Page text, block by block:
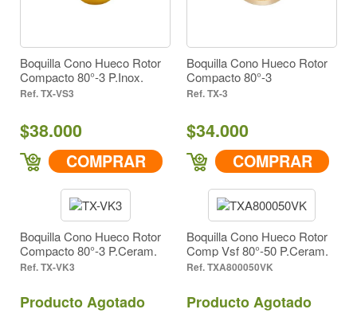
Herbicidas / Post Emergentes Sistémico (4)
Todos (4)
Inserto Acero Inoxidable (1)
Inserto en Cerámica (2)
Latón (1)
Cono Hueco
Amarillo (2)
Lila (1)
Herbicidas / Pre Emergentes (4)
Herbicidas / Incorporados al Suelo (4)
Todos (4)
Material
Inserto en Cerámica (2)
Latón (1)
Forma de Aspersión
Cono Hueco
Color
Boquilla Cono Hueco Rotor
Compacto 80°-3 P.Inox.
TX-VS3
$38.000
COMPRAR
Boquilla Cono Hueco Rotor
Compacto 80°-3
TX-3
$34.000
COMPRAR
Boquilla Cono Hueco Rotor
Compacto 80°-3 P.Ceram.
TX-VK3
Producto Agotado
Boquilla Cono Hueco Rotor
Comp Vsf 80°-50 P.Ceram.
TXA800050VK
Producto Agotado